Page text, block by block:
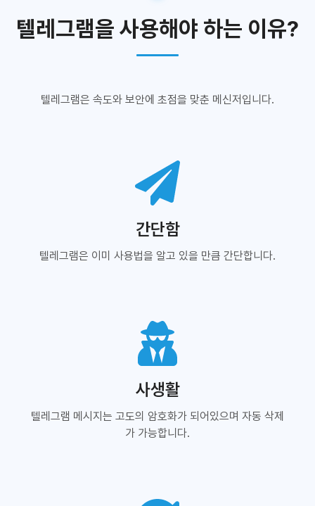
텔레그램을 사용해야 하는 이유?
텔레그램은 속도와 보안에 초점을 맞춘 메신저입니다.
간단함
텔레그램은 이미 사용법을 알고 있을 만큼 간단합니다.
사생활
텔레그램 메시지는 고도의 암호화가 되어있으며 자동 삭제
가 가능합니다.